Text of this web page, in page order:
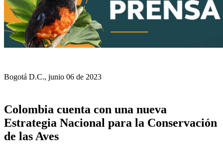
Bogotá D.C., junio 06 de 2023
Colombia cuenta con una nueva
Estrategia Nacional para la Conservación
de las Aves